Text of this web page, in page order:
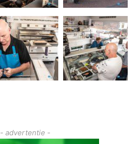
- advertentie -